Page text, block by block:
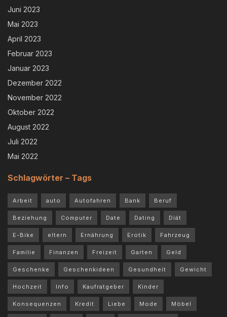
Juni 2023
Mai 2023
April 2023
Februar 2023
Januar 2023
Dezember 2022
November 2022
Oktober 2022
August 2022
Juli 2022
Mai 2022
Schlagwörter – Tags
Arbeit auto Autofahren Bank Beruf
Beziehung Computer Date Dating Diät
E-Bike eltern Ernährung Erotik Fahrzeug
Familie Finanzen Freizeit Garten Geld
Geschenke Geschenkideen Gesundheit Gewicht
Hochzeit Info Kaufratgeber Kinder
Konsequenzen Kredit Liebe Mode Möbel